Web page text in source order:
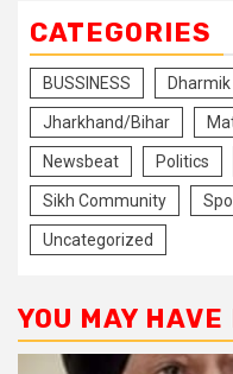
CATEGORIES
BUSSINESS Dharmik
Jharkhand/Bihar
Newsbeat Politics
Sikh Community
Uncategorized
YOU MAY